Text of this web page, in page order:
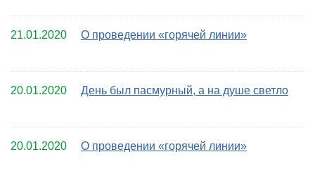
21.01.2020 О проведении «горячей линии»
20.01.2020 День был пасмурный, а на душе светло
20.01.2020 О проведении «горячей линии»